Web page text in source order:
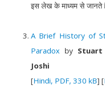
इस लेख के माध्यम से जानते
A Brief History of
Paradox by Stuart
Joshi
[Hindi, PDF, 330 kB] [